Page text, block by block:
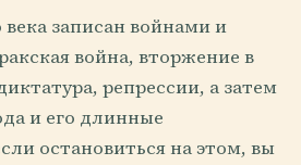
записан войнами и
война, вторжение в
репрессии, а затем
и его длинные
остановиться на этом, вы